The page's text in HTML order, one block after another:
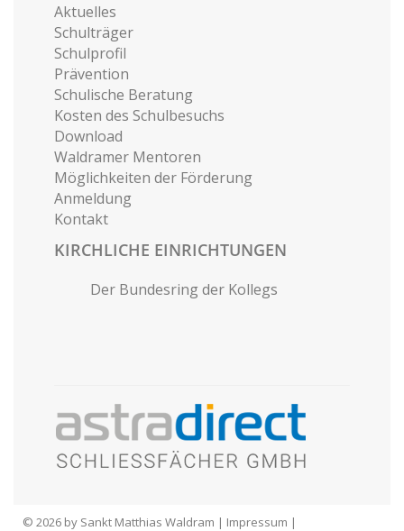
Aktuelles
Schulträger
Schulprofil
Prävention
Schulische Beratung
Kosten des Schulbesuchs
Download
Waldramer Mentoren
Möglichkeiten der Förderung
Anmeldung
Kontakt
KIRCHLICHE EINRICHTUNGEN
Der Bundesring der Kollegs
© 2026 by Sankt Matthias Waldram | Impressum |